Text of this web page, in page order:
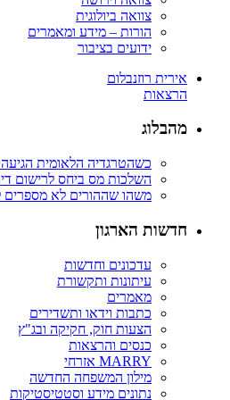
צוואה ביולוגית
הורות – מידע ומאמרים
ידועים בציבור
אירית רוזנבלום
הרצאות
מהבלוג
כשהטרגדיה הלאומית
השלכות מס ביחס לרישום
משהו שההורים לא מספרים
חדשות הארגון
עדכונים וחדשות
עיתונות ותקשורת
מאמרים
כתבות וידאו ותשדירים
הצעות חוק, חקיקה ובג"ץ
כנסים והרצאות
MARRY אזרחי
מילון המשפחה החדשה
נתונים מידע וסטטיסטיקות